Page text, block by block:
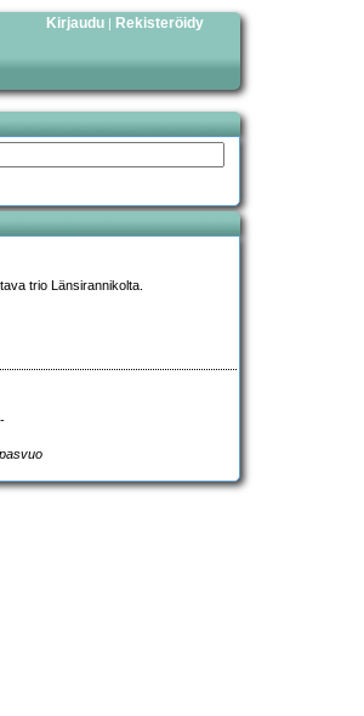
Kirjaudu | Rekisteröidy
trio Länsirannikolta.